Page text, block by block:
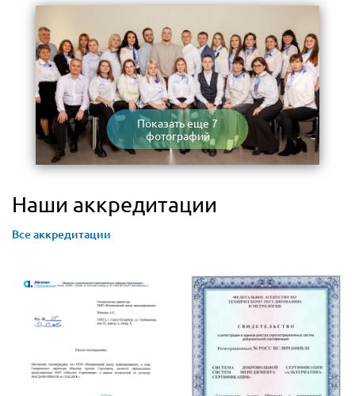
Показать еще 7
фотографий
Наши аккредитации
Все аккредитации